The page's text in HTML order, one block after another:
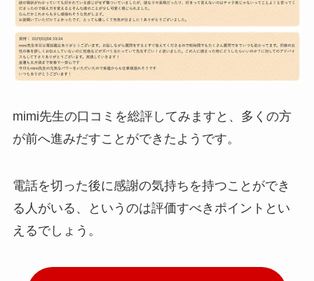
mimi先生の口コミを総評してみますと、多くの方
が前へ進みだすことができたようです。
電話を切った後に感謝の気持ちを持つことができ
る人がいる、というのは評価すべきポイントとい
えるでしょう。